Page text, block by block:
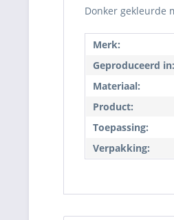
Donker gekleurde
Merk:
Geproduceerd in:
Materiaal:
Product:
Toepassing:
Verpakking: